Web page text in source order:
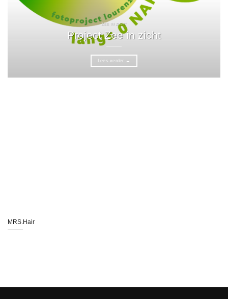
ZEE IN ZICHT
Project Zee in zicht
Lees verder →
MRS.Hair